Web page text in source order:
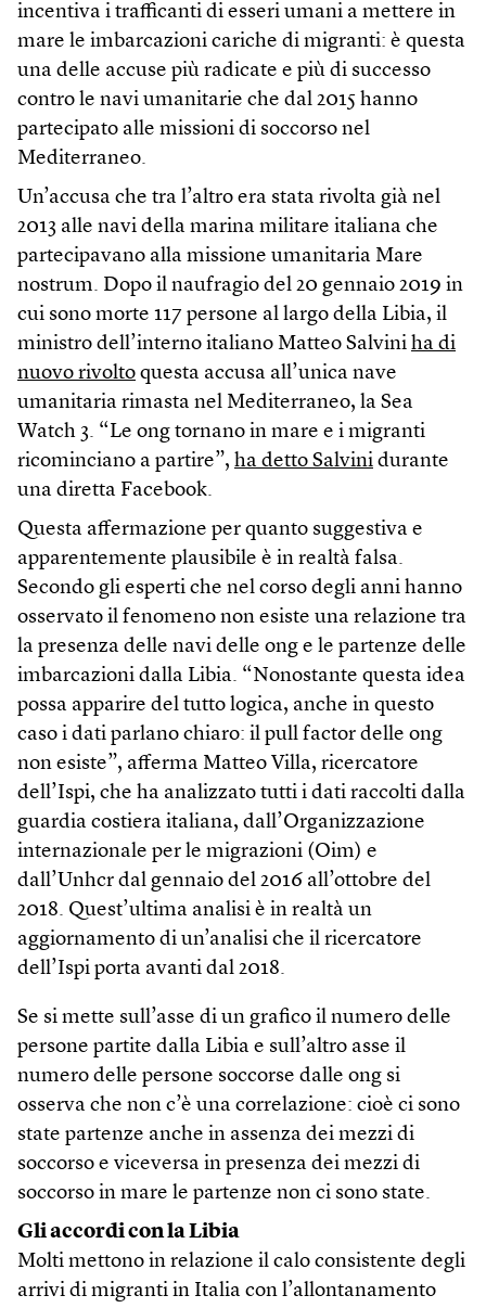
incentiva i trafficanti di esseri umani a mettere in
mare le imbarcazioni cariche di migranti: è questa
una delle accuse più radicate e più di successo
contro le navi umanitarie che dal 2015 hanno
partecipato alle missioni di soccorso nel
Mediterraneo.
Un’accusa che tra l’altro era stata rivolta già nel
2013 alle navi della marina militare italiana che
partecipavano alla missione umanitaria Mare
nostrum. Dopo il naufragio del 20 gennaio 2019 in
cui sono morte 117 persone al largo della Libia, il
ministro dell’interno italiano Matteo Salvini ha di
nuovo rivolto questa accusa all’unica nave
umanitaria rimasta nel Mediterraneo, la Sea
Watch 3. “Le ong tornano in mare e i migranti
ricominciano a partire”, ha detto Salvini durante
una diretta Facebook.
Questa affermazione per quanto suggestiva e
apparentemente plausibile è in realtà falsa.
Secondo gli esperti che nel corso degli anni hanno
osservato il fenomeno non esiste una relazione tra
la presenza delle navi delle ong e le partenze delle
imbarcazioni dalla Libia. “Nonostante questa idea
possa apparire del tutto logica, anche in questo
caso i dati parlano chiaro: il pull factor delle ong
non esiste”, afferma Matteo Villa, ricercatore
dell’Ispi, che ha analizzato tutti i dati raccolti dalla
guardia costiera italiana, dall’Organizzazione
internazionale per le migrazioni (Oim) e
dall’Unhcr dal gennaio del 2016 all’ottobre del
2018. Quest’ultima analisi è in realtà un
aggiornamento di un’analisi che il ricercatore
dell’Ispi porta avanti dal 2018.
Se si mette sull’asse di un grafico il numero delle
persone partite dalla Libia e sull’altro asse il
numero delle persone soccorse dalle ong si
osserva che non c’è una correlazione: cioè ci sono
state partenze anche in assenza dei mezzi di
soccorso e viceversa in presenza dei mezzi di
soccorso in mare le partenze non ci sono state.
Gli accordi con la Libia
Molti mettono in relazione il calo consistente degli
arrivi di migranti in Italia con l’allontanamento